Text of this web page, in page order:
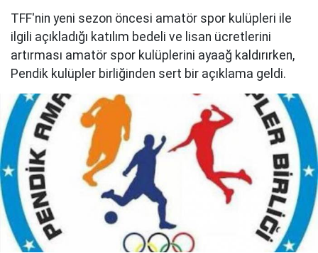
TFF'nin yeni sezon öncesi amatör spor kulüpleri ile
ilgili açıkladığı katılım bedeli ve lisan ücretlerini
artırması amatör spor kulüplerini ayaağ kaldırırken,
Pendik kulüpler birliğinden sert bir açıklama geldi.